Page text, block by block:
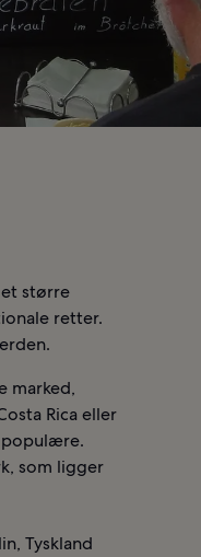
større
retter.
marked,
Rica eller
populære.
som ligger
Tyskland